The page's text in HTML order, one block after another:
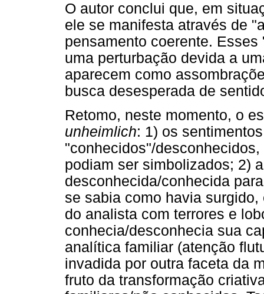
O autor conclui que, em
ele se manifesta através de
pensamento coerente.
uma perturbação devida a
aparecem como
busca desesperada de
Retomo, neste momento, o
unheimlich: 1) os
"conhecidos"/
podiam ser simbolizados; 2)
desconhecida/conhecida
se sabia como havia
do analista com terrores e
conhecia/desconhecia sua
analítica familiar (atenção
invadida por outra faceta da
fruto da transformação